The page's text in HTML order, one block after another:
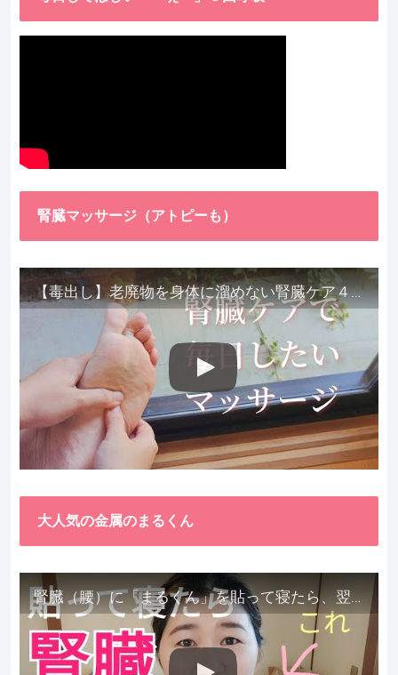
腎臓マッサージ（アトピーも）
【毒出し】老廃物を身体に溜めない腎臓ケア４種をご紹介します。
大人気の金属のまるくん
腎臓（腰）に「まるくん」を貼って寝たら、翌朝めちゃ楽でびっくりしました。腎臓叩いても痛くない！【お客様の声を試してみた】